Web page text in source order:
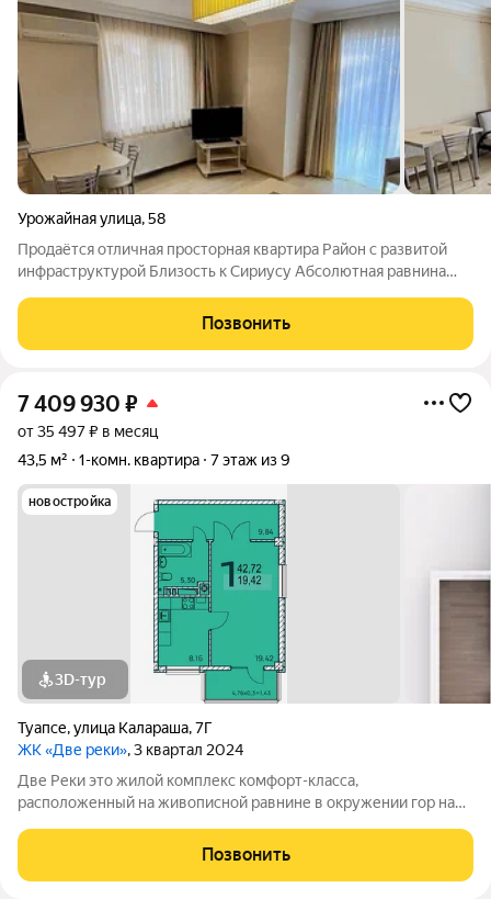
Урожайная улица,58
Продаётся отличная просторная квартира Район с развитой
инфраструктурой Близость к Сириусу Абсолютная равнина
Позвонить
7 409 930 ₽
от 35 497 ₽ в месяц
43,5 м²
1-комн. квартира 7 этаж из 9
новостройка
3D-тур
Туапсе,улица Калараша,7Г
ЖК «Две реки», 3 квартал 2024
Две Реки это жилой комплекс комфорт-класса,
расположенный на живописной равнине в окружении гор на
типа представляет собой 10-этажный дом с двумя секциями. В
комплексе Две Реки располагаются
Позвонить